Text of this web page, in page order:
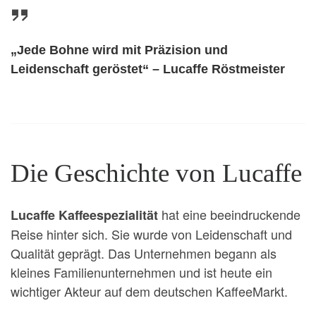
„Jede Bohne wird mit Präzision und
Leidenschaft geröstet“ – Lucaffe Röstmeister
Die Geschichte von Lucaffe
Lucaffe Kaffeespezialität hat eine beeindruckende
Reise hinter sich. Sie wurde von Leidenschaft und
Qualität geprägt. Das Unternehmen begann als
kleines Familienunternehmen und ist heute ein
wichtiger Akteur auf dem deutschen KaffeeMarkt.